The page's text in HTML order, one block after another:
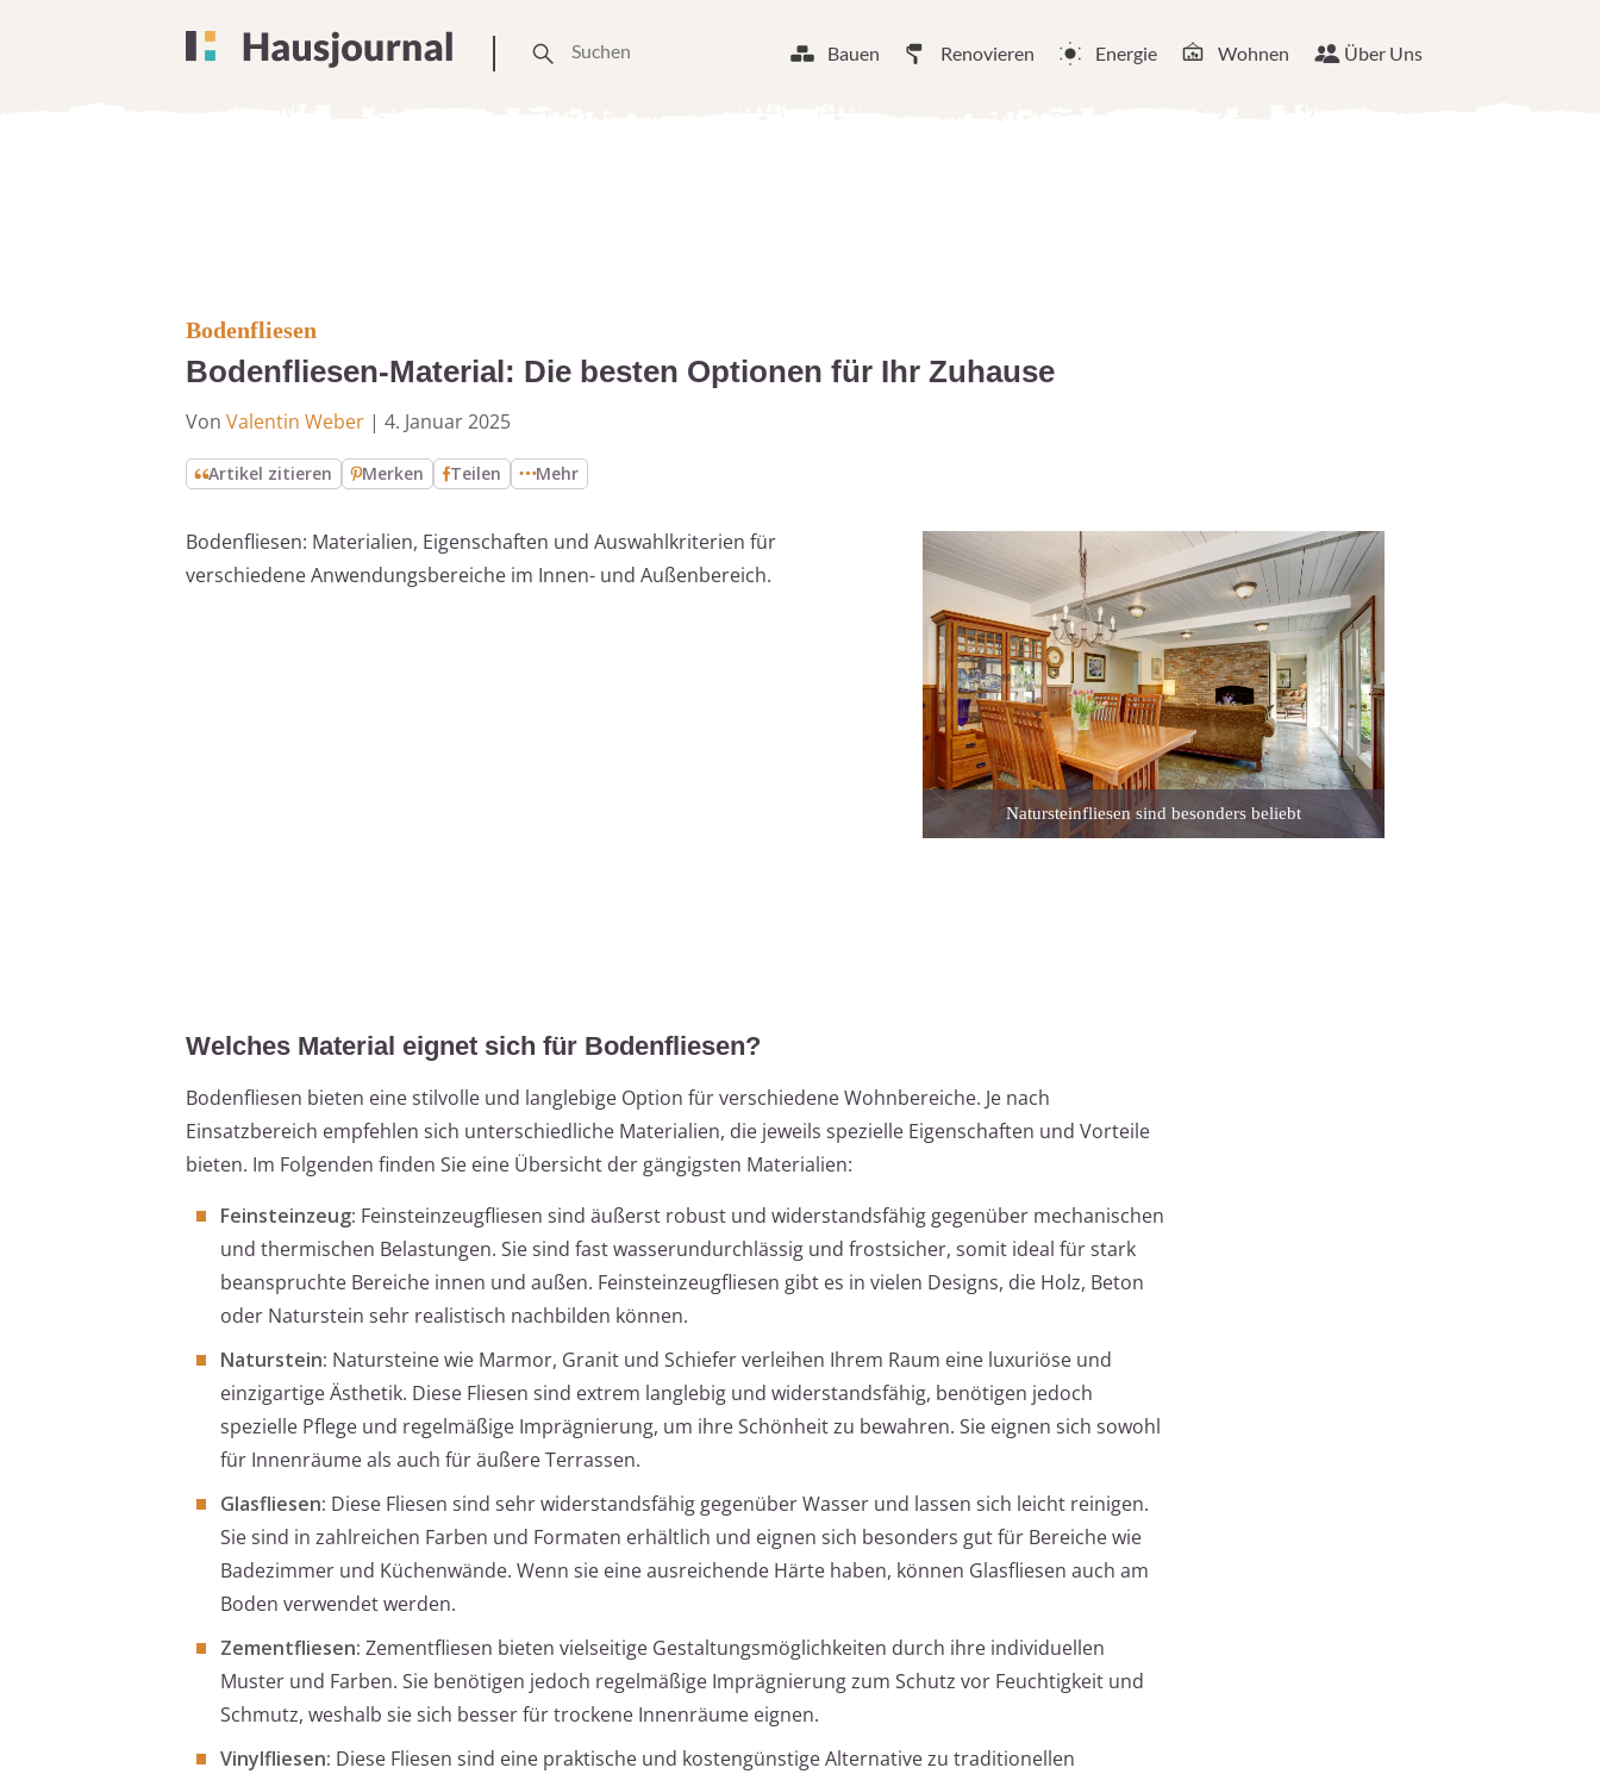
Bauen Renovieren Energie Wohnen Über Uns
Bodenfliesen
Bodenfliesen-Material: Die besten Optionen für Ihr Zuhause
Von Valentin Weber | 4. Januar 2025
Artikel zitieren Merken Teilen Mehr
Bodenfliesen: Materialien, Eigenschaften und Auswahlkriterien für
verschiedene Anwendungsbereiche im Innen- und Außenbereich.
Natursteinfliesen sind besonders beliebt
Welches Material eignet sich für Bodenfliesen?
Bodenfliesen bieten eine stilvolle und langlebige Option für verschiedene Wohnbereiche. Je nach
Einsatzbereich empfehlen sich unterschiedliche Materialien, die jeweils spezielle Eigenschaften und Vorteile
bieten. Im Folgenden finden Sie eine Übersicht der gängigsten Materialien:
Feinsteinzeug: Feinsteinzeugfliesen sind äußerst robust und widerstandsfähig gegenüber mechanischen
und thermischen Belastungen. Sie sind fast wasserundurchlässig und frostsicher, somit ideal für stark
beanspruchte Bereiche innen und außen. Feinsteinzeugfliesen gibt es in vielen Designs, die Holz, Beton
oder Naturstein sehr realistisch nachbilden können.
Naturstein: Natursteine wie Marmor, Granit und Schiefer verleihen Ihrem Raum eine luxuriöse und
einzigartige Ästhetik. Diese Fliesen sind extrem langlebig und widerstandsfähig, benötigen jedoch
spezielle Pflege und regelmäßige Imprägnierung, um ihre Schönheit zu bewahren. Sie eignen sich sowohl
für Innenräume als auch für äußere Terrassen.
Glasfliesen: Diese Fliesen sind sehr widerstandsfähig gegenüber Wasser und lassen sich leicht reinigen.
Sie sind in zahlreichen Farben und Formaten erhältlich und eignen sich besonders gut für Bereiche wie
Badezimmer und Küchenwände. Wenn sie eine ausreichende Härte haben, können Glasfliesen auch am
Boden verwendet werden.
Zementfliesen: Zementfliesen bieten vielseitige Gestaltungsmöglichkeiten durch ihre individuellen
Muster und Farben. Sie benötigen jedoch regelmäßige Imprägnierung zum Schutz vor Feuchtigkeit und
Schmutz, weshalb sie sich besser für trockene Innenräume eignen.
Vinylfliesen: Diese Fliesen sind eine praktische und kostengünstige Alternative zu traditionellen